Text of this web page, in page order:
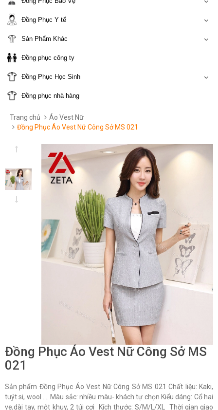
Đồng Phục Y tế
Sản Phẩm Khác
Đồng phục công ty
Đồng Phục Học Sinh
Đồng phục nhà hàng
Trang chủ
Áo Vest Nữ
Đồng Phục Áo Vest Nữ Công Sở MS 021
Đồng Phục Áo Vest Nữ Công Sở MS
021
Sản phẩm Đồng Phục Áo Vest Nữ Công Sở MS 021 Chất liệu: Kaki,
tuýt si, wool …. Màu sắc: nhiều màu- khách tự chọn Kiểu dáng: Cổ hai
ve,dài tay, một khuy, 2 túi cơi Kích thước: S/M/L/XL Thời gian giao